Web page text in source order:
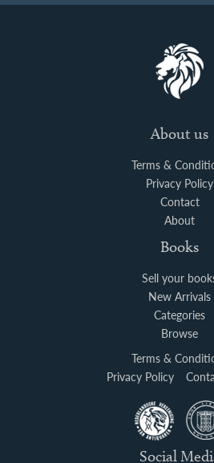
About us
Terms &
Privacy Policy
Contact
About
Books
Sell your
New Arrivals
Categories
Browse
Terms &
Privacy Policy
Social